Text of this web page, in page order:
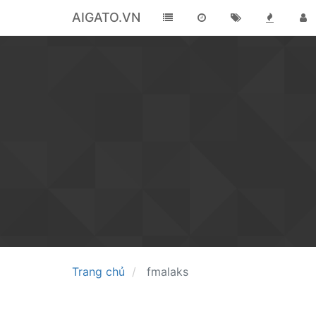
AIGATO.VN
Trang chủ fmalaks